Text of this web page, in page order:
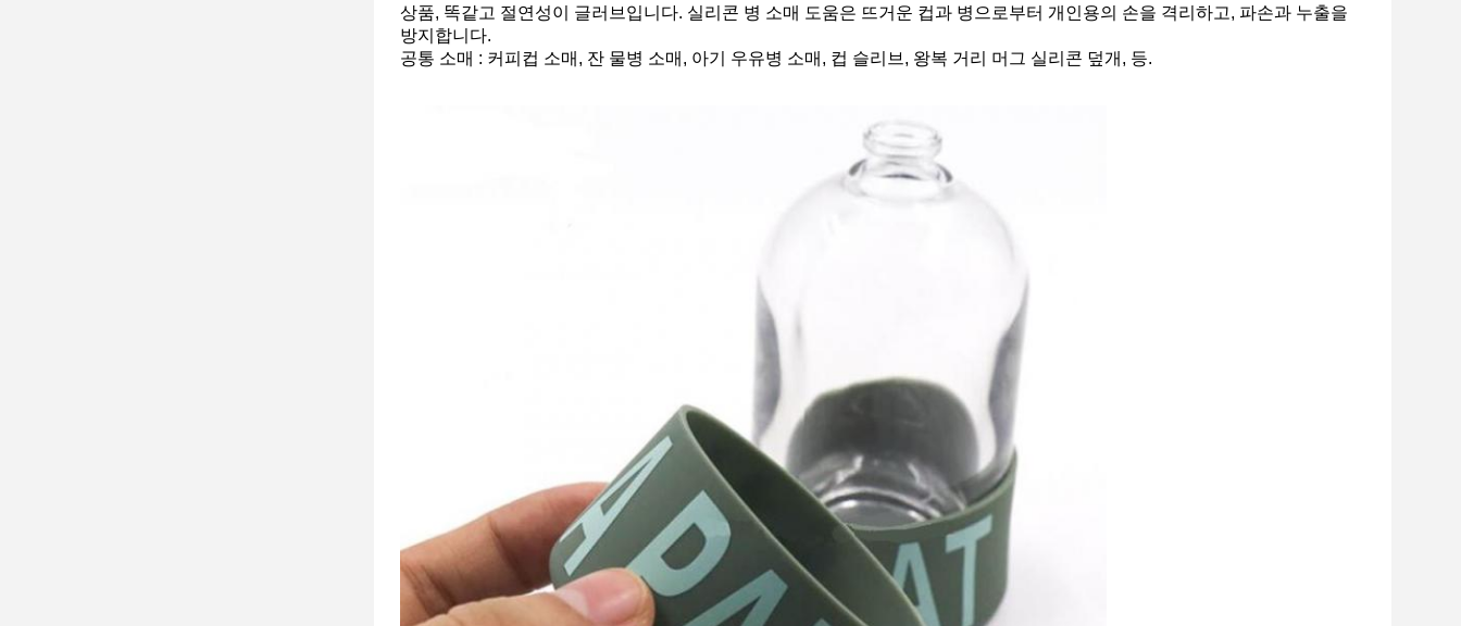
상품, 똑같고 절연성이 글러브입니다. 실리콘 병 소매 도움은 뜨거운 컵과 병으로부터 개인용의 손을 격리하고, 파손과 누출을
방지합니다.
공통 소매 : 커피컵 소매, 잔 물병 소매, 아기 우유병 소매, 컵 슬리브, 왕복 거리 머그 실리콘 덮개, 등.